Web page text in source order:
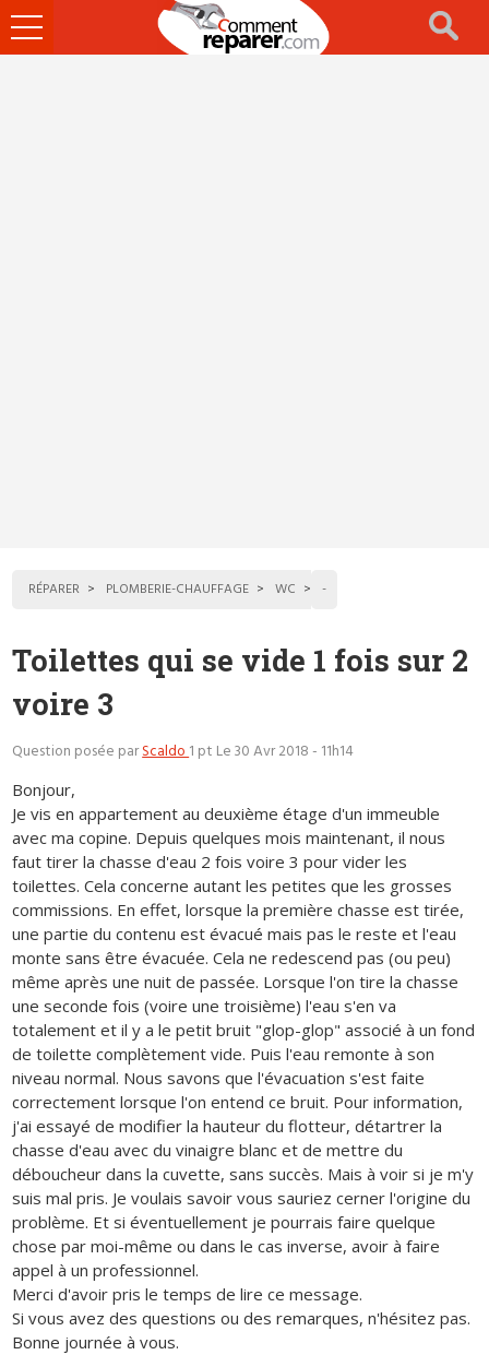
Ouvrir
le
RÉPARER PLOMBERIE-CHAUFFAGE WC -
Toilettes qui se vide 1 fois sur 2
voire 3
Question posée parScaldo1 pt Le 30 Avr 2018 - 11h14
Bonjour,
Je vis en appartement au deuxième étage d'un immeuble
avec ma copine. Depuis quelques mois maintenant, il nous
faut tirer la chasse d'eau 2 fois voire 3 pour vider les
toilettes. Cela concerne autant les petites que les grosses
commissions. En effet, lorsque la première chasse est tirée,
une partie du contenu est évacué mais pas le reste et l'eau
monte sans être évacuée. Cela ne redescend pas (ou peu)
même après une nuit de passée. Lorsque l'on tire la chasse
une seconde fois (voire une troisième) l'eau s'en va
totalement et il y a le petit bruit "glop-glop" associé à un fond
de toilette complètement vide. Puis l'eau remonte à son
niveau normal. Nous savons que l'évacuation s'est faite
correctement lorsque l'on entend ce bruit. Pour information,
j'ai essayé de modifier la hauteur du flotteur, détartrer la
chasse d'eau avec du vinaigre blanc et de mettre du
déboucheur dans la cuvette, sans succès. Mais à voir si je m'y
suis mal pris. Je voulais savoir vous sauriez cerner l'origine du
problème. Et si éventuellement je pourrais faire quelque
chose par moi-même ou dans le cas inverse, avoir à faire
appel à un professionnel.
Merci d'avoir pris le temps de lire ce message.
Si vous avez des questions ou des remarques, n'hésitez pas.
Bonne journée à vous.